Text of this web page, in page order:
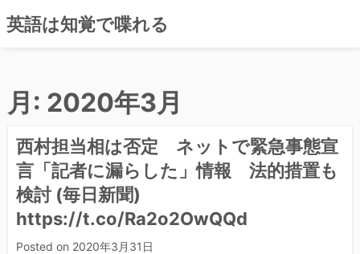
ン
英語は知覚で喋れる
月: 2020年3月
西村担当相は否定 ネットで緊急事態宣
言「記者に漏らした」情報 法的措置も
検討 (毎日新聞)
https://t.co/Ra2o2OwQQd
Posted on 2020年3月31日